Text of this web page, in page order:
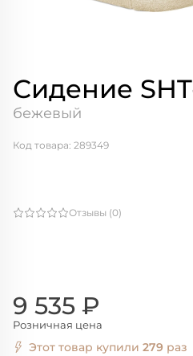
Сидение
бежевый
Отзывы (0)
Код товара: 289349
9 535 ₽
Розничная цена
Этот товар купили 279 раз